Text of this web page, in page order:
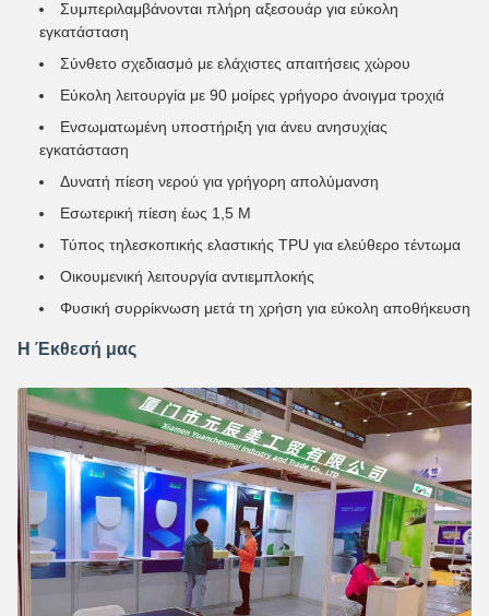
Συμπεριλαμβάνονται πλήρη αξεσουάρ για εύκολη
εγκατάσταση
Σύνθετο σχεδιασμό με ελάχιστες απαιτήσεις χώρου
Εύκολη λειτουργία με 90 μοίρες γρήγορο άνοιγμα τροχιά
Ενσωματωμένη υποστήριξη για άνευ ανησυχίας
εγκατάσταση
Δυνατή πίεση νερού για γρήγορη απολύμανση
Εσωτερική πίεση έως 1,5 M
Τύπος τηλεσκοπικής ελαστικής TPU για ελεύθερο τέντωμα
Οικουμενική λειτουργία αντιεμπλοκής
Φυσική συρρίκνωση μετά τη χρήση για εύκολη αποθήκευση
Η Έκθεσή μας